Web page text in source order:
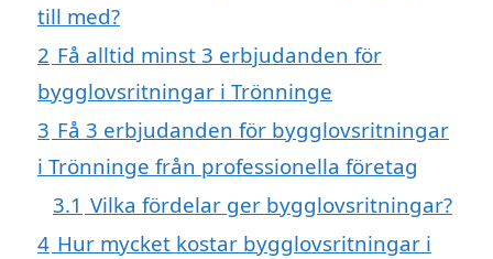
till med?
2 Få alltid minst 3 erbjudanden för
bygglovsritningar i Trönninge
3 Få 3 erbjudanden för bygglovsritningar
i Trönninge från professionella företag
3.1 Vilka fördelar ger bygglovsritningar?
4 Hur mycket kostar bygglovsritningar i